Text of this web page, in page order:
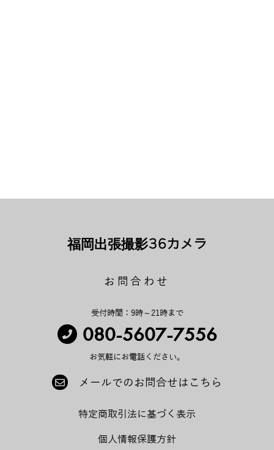
福岡出張撮影36カメラ
お問合わせ
受付時間：9時～21時まで
080-5607-7556
お気軽にお電話ください。
メールでのお問合せはこちら
特定商取引法に基づく表示
個人情報保護方針